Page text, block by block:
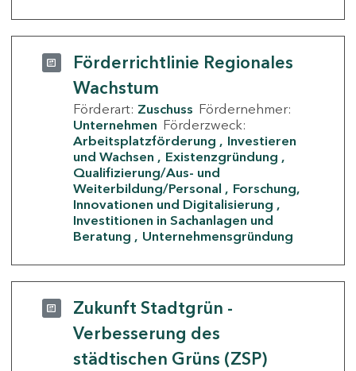
Förderrichtlinie Regionales
Wachstum
Förderart: Zuschuss Fördernehmer:
Unternehmen Förderzweck:
Arbeitsplatzförderung
Investieren
und Wachsen
Existenzgründung
Qualifizierung/Aus- und
Weiterbildung/Personal
Forschung,
Innovationen und Digitalisierung
Investitionen in Sachanlagen und
Beratung
Unternehmensgründung
Zukunft Stadtgrün -
Verbesserung des
städtischen Grüns (ZSP)